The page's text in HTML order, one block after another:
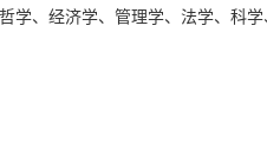
、经济学、管理学、法学、科